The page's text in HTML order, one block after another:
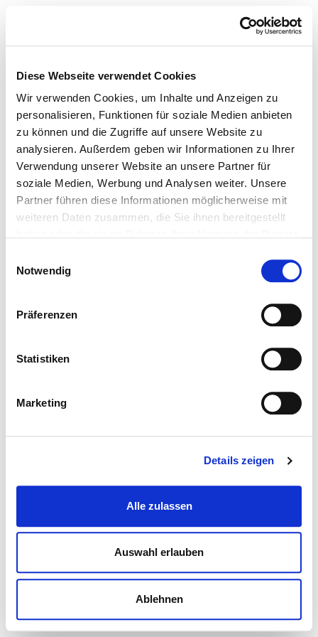
Diese Webseite verwendet Cookies
Wir verwenden Cookies, um Inhalte und Anzeigen zu
personalisieren, Funktionen für soziale Medien anbieten
zu können und die Zugriffe auf unsere Website zu
analysieren. Außerdem geben wir Informationen zu Ihrer
Verwendung unserer Website an unsere Partner für
soziale Medien, Werbung und Analysen weiter. Unsere
Partner führen diese Informationen möglicherweise mit
weiteren Daten zusammen, die Sie ihnen bereitgestellt
Notwendig
Präferenzen
Statistiken
Marketing
Details zeigen
Alle zulassen
Auswahl erlauben
Ablehnen